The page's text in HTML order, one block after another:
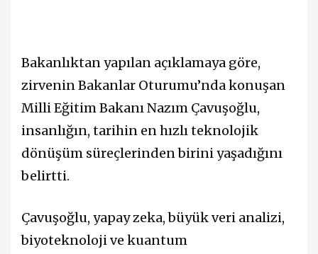
Bakanlıktan yapılan açıklamaya göre,
zirvenin Bakanlar Oturumu’nda konuşan
Milli Eğitim Bakanı Nazım Çavuşoğlu,
insanlığın, tarihin en hızlı teknolojik
dönüşüm süreçlerinden birini yaşadığını
belirtti.
Çavuşoğlu, yapay zeka, büyük veri analizi,
biyoteknoloji ve kuantum